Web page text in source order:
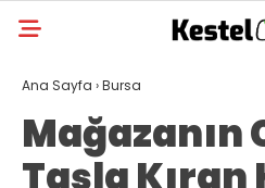
Ana Sayfa ›Bursa
Mağazanın
Taşla Kıran